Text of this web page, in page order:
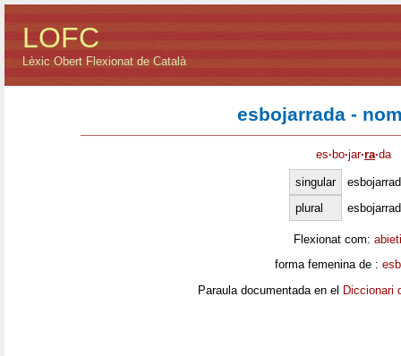
LOFC
Lèxic Obert Flexionat de Català
esbojarrada -
es· bo·jar·ra·da
singular
plural
Flexionat com:
forma femenina de :
Paraula documentada en el Diccionari